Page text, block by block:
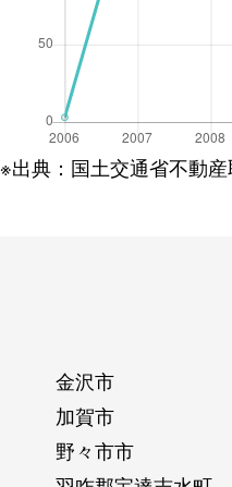
※出典：国土交通省不動
金沢市
加賀市
野々市市